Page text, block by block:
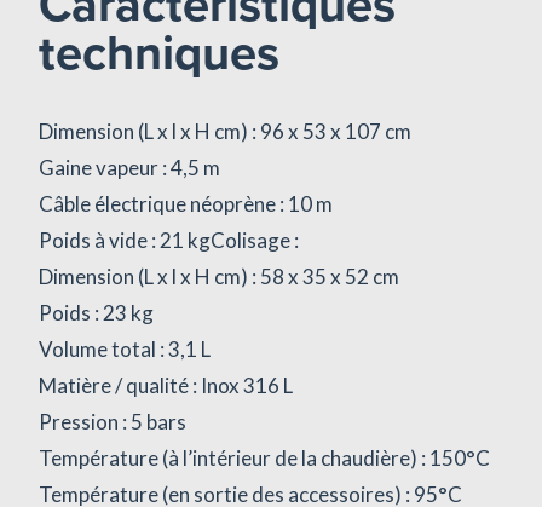
techniques
Dimension (L x l x H cm) : 96 x 53 x 107 cm
Gaine vapeur : 4,5 m
Câble électrique néoprène : 10 m
Poids à vide : 21 kgColisage :
Dimension (L x l x H cm) : 58 x 35 x 52 cm
Poids : 23 kg
Volume total : 3,1 L
Matière / qualité : Inox 316 L
Pression : 5 bars
Température (à l’intérieur de la chaudière) : 150°C
Température (en sortie des accessoires) : 95°C